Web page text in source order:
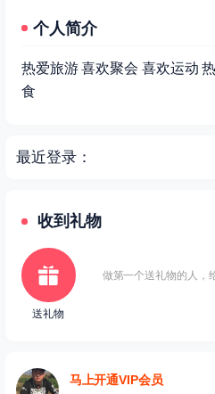
个人简介
热爱旅游 喜欢聚会 喜欢运动
食
最近登录：
收到礼物
送礼物
做第一个送礼物的人，
马上开通VIP会员